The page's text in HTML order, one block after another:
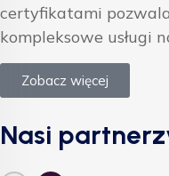
certyfikatami
kompleksowe usługi
Zobacz więcej
Nasi